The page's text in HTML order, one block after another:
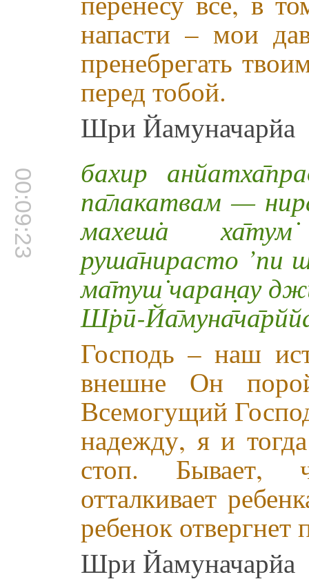
напасти – мои
пренебрегать
перед тобой.
Шри Йамуначарйа
00:09:23 бахир
па̄лакатвам —
махеш̇а
руша̄нирасто ’пи
ма̄туш̇ чаран̣ау
Ш̇рӣ-
Господь – наш
внешне Он
Всемогущий
надежду, я и
стоп. Бывает,
отталкивает
ребенок
Шри Йамуначарйа